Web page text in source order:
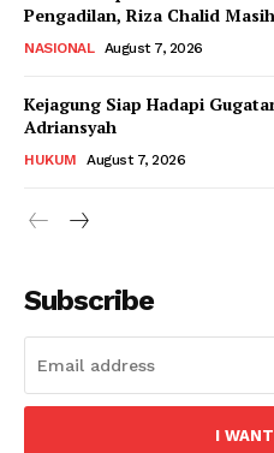
Pengadilan, Riza Chalid
NASIONAL August 7, 2026
Kejagung Siap Hadapi
Adriansyah
HUKUM August 7, 2026
Subscribe
I